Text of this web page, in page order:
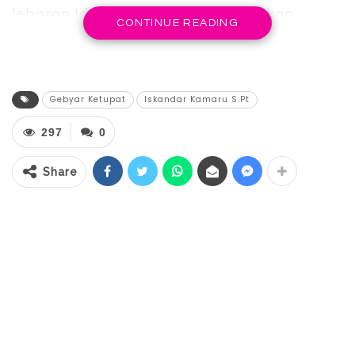
lebaran Idul Fitri 1445 H, dirangkaikan
dengan semarak gebyar ketupat.
Momalia 1 (Satu) dengan total hadiah Rp30
jutaan, sekaligus memperebutkan piala
bupati, Rabu 17 April 2024.
CONTINUE READING
Gebyar Ketupat Iskandar Kamaru S.Pt
0
297
Share